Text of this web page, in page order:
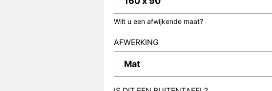
Wilt u een afwijkende maat?
AFWERKING